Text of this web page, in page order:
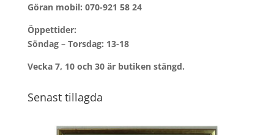
Göran mobil: 070-921 58 24
Öppettider:
Söndag – Torsdag: 13-18
Vecka 7, 10 och 30 är butiken stängd.
Senast tillagda